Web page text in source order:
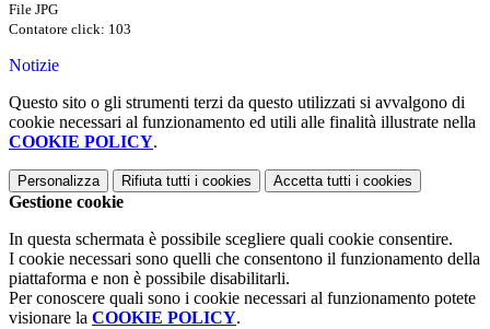
File JPG
Contatore click: 103
Notizie
Questo sito o gli strumenti terzi da questo utilizzati si avvalgono di
cookie necessari al funzionamento ed utili alle finalità illustrate nella
COOKIE POLICY.
Personalizza Rifiuta tutti i cookies Accetta tutti i cookies
Gestione cookie
In questa schermata è possibile scegliere quali cookie consentire.
I cookie necessari sono quelli che consentono il funzionamento della
piattaforma e non è possibile disabilitarli.
Per conoscere quali sono i cookie necessari al funzionamento potete
visionare la COOKIE POLICY.